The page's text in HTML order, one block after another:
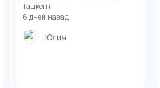
Ташкент
6 дней назад
Юлия